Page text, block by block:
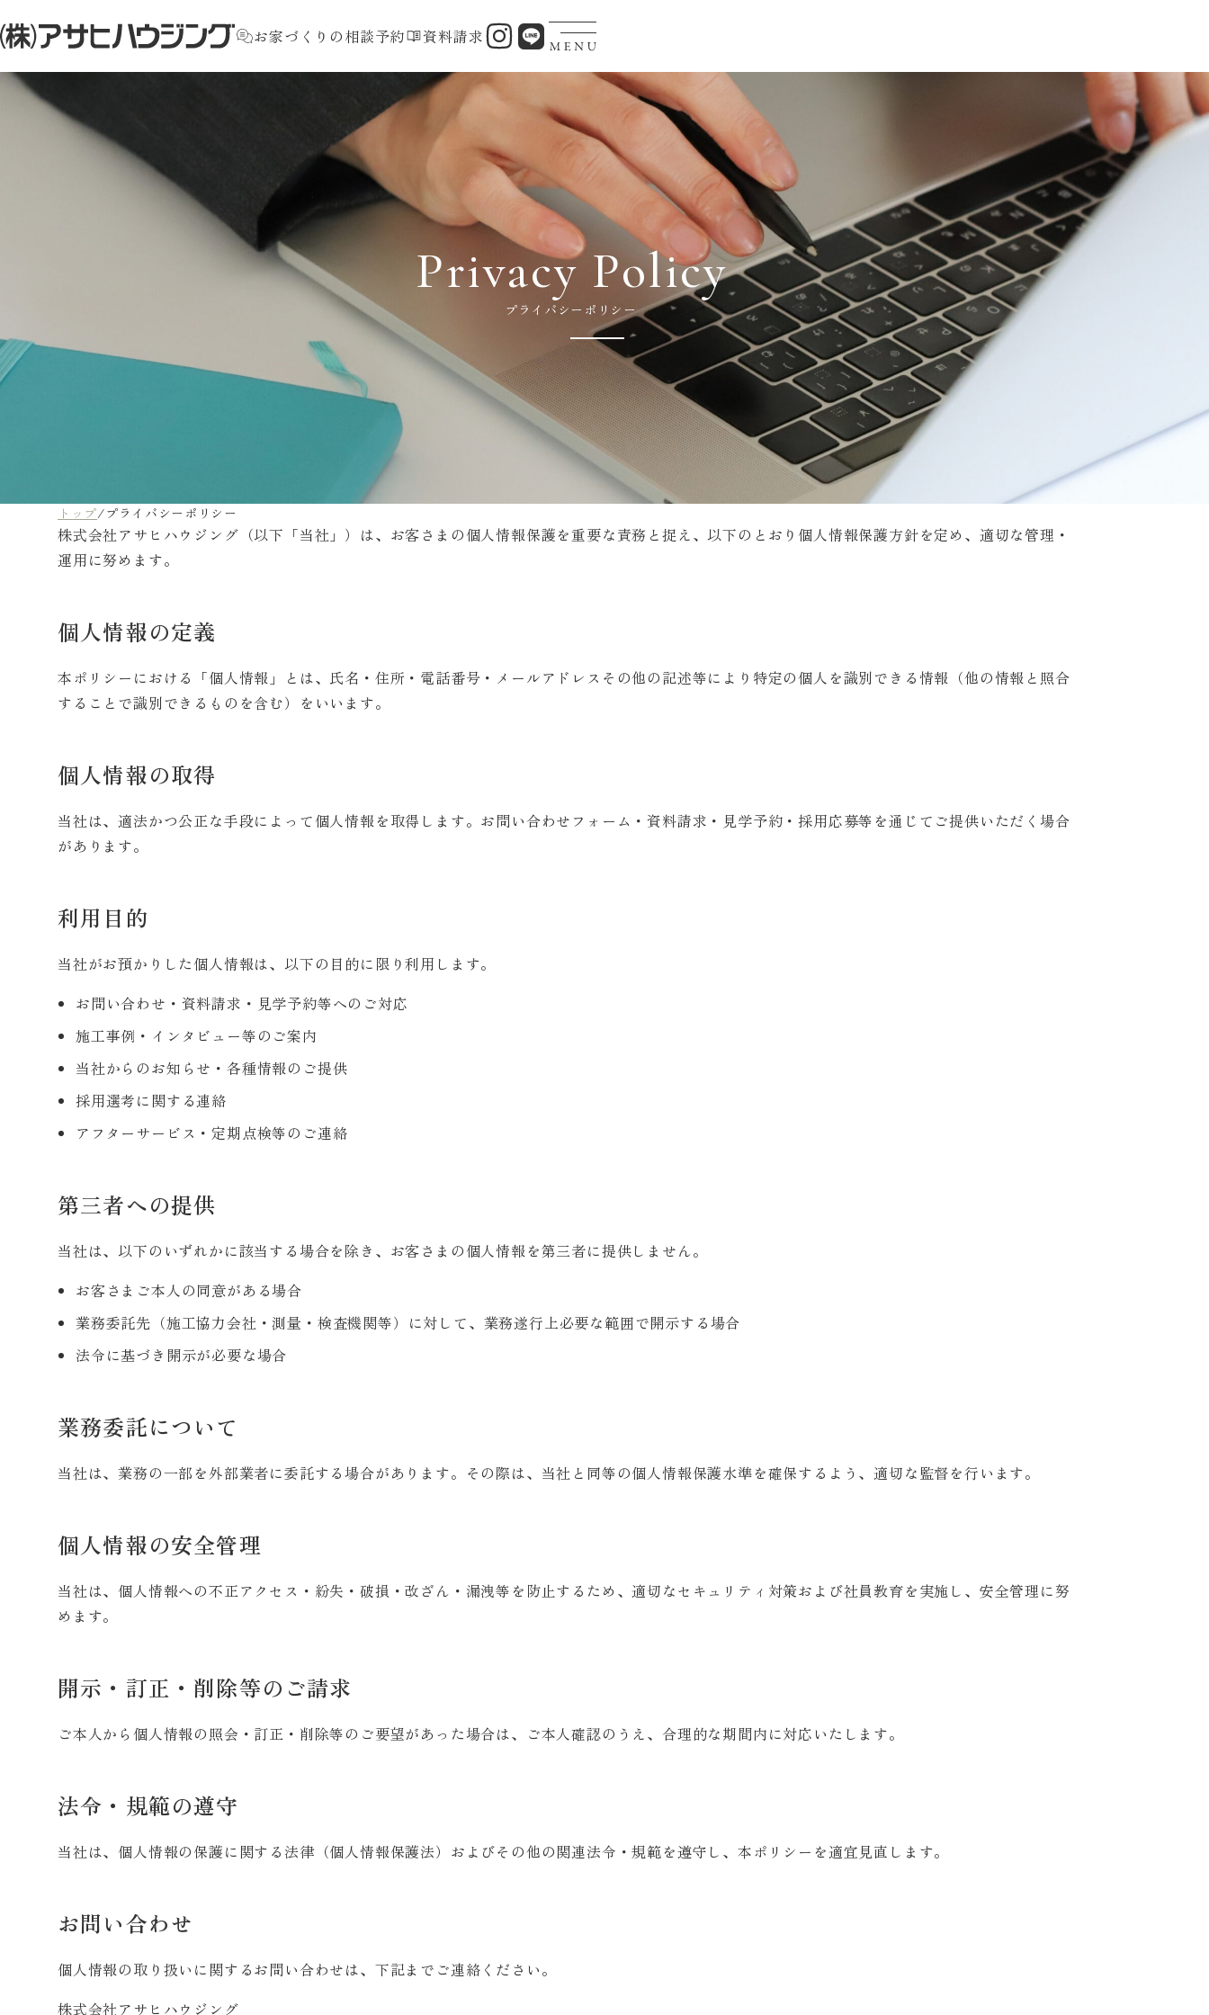
お家づくりの相談予約 資料請求
プライバシーポリシー
Privacy Policy
トップ/プライバシーポリシー
株式会社アサヒハウジング（以下「当社」）は、お客さまの個人情報保護を重要な責務と捉え、以下のとおり個人情報保護方針を定め、適切な管理・
運用に努めます。
個人情報の定義
本ポリシーにおける「個人情報」とは、氏名・住所・電話番号・メールアドレスその他の記述等により特定の個人を識別できる情報（他の情報と照合
することで識別できるものを含む）をいいます。
個人情報の取得
当社は、適法かつ公正な手段によって個人情報を取得します。お問い合わせフォーム・資料請求・見学予約・採用応募等を通じてご提供いただく場合
があります。
利用目的
当社がお預かりした個人情報は、以下の目的に限り利用します。
お問い合わせ・資料請求・見学予約等へのご対応
施工事例・インタビュー等のご案内
当社からのお知らせ・各種情報のご提供
採用選考に関する連絡
アフターサービス・定期点検等のご連絡
第三者への提供
当社は、以下のいずれかに該当する場合を除き、お客さまの個人情報を第三者に提供しません。
お客さまご本人の同意がある場合
業務委託先（施工協力会社・測量・検査機関等）に対して、業務遂行上必要な範囲で開示する場合
法令に基づき開示が必要な場合
業務委託について
当社は、業務の一部を外部業者に委託する場合があります。その際は、当社と同等の個人情報保護水準を確保するよう、適切な監督を行います。
個人情報の安全管理
当社は、個人情報への不正アクセス・紛失・破損・改ざん・漏洩等を防止するため、適切なセキュリティ対策および社員教育を実施し、安全管理に努
めます。
開示・訂正・削除等のご請求
ご本人から個人情報の照会・訂正・削除等のご要望があった場合は、ご本人確認のうえ、合理的な期間内に対応いたします。
法令・規範の遵守
当社は、個人情報の保護に関する法律（個人情報保護法）およびその他の関連法令・規範を遵守し、本ポリシーを適宜見直します。
お問い合わせ
個人情報の取り扱いに関するお問い合わせは、下記までご連絡ください。
株式会社アサヒハウジング